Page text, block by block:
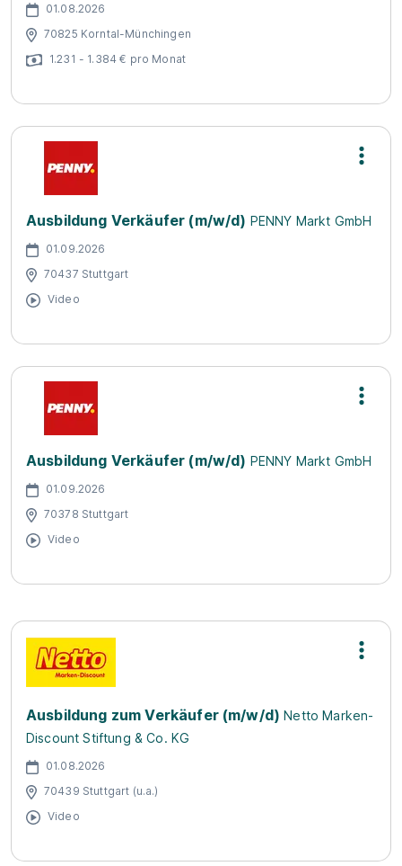
01.08.2026
70825 Korntal-Münchingen
1.231 - 1.384 € pro Monat
Ausbildung Verkäufer (m/w/d) PENNY Markt GmbH
01.09.2026
70437 Stuttgart
Video
Ausbildung Verkäufer (m/w/d) PENNY Markt GmbH
01.09.2026
70378 Stuttgart
Video
Ausbildung zum Verkäufer (m/w/d) Netto Marken-
Discount Stiftung & Co. KG
01.08.2026
70439 Stuttgart (u.a.)
Video